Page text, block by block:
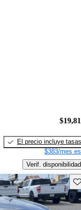
El precio incluye tasas
$383/mes
Verif. disponibilidad